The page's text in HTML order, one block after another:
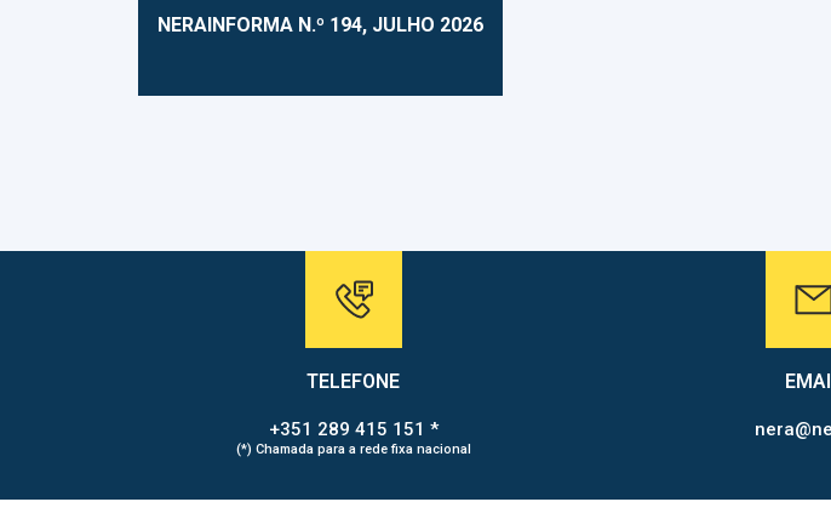
NERAINFORMA N.º 194, JULHO 2026
TELEFONE
+351 289 415 151 *
(*) Chamada para a rede fixa nacional